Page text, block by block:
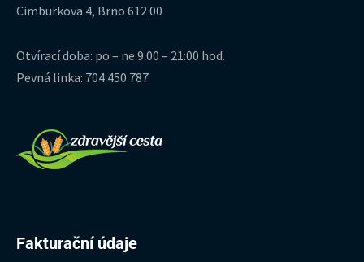
Cimburkova 4, Brno 612 00
Otvírací doba: po – ne 9:00 – 21:00 hod.
Pevná linka: 704 450 787
Fakturační údaje